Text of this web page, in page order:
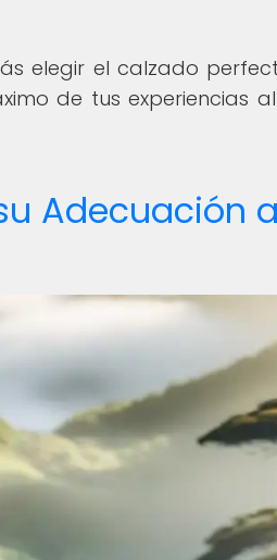
elegir el calzado
de tus experiencias
Adecuación